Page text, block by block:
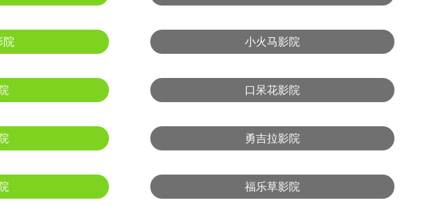
院 小火马影院
口呆花影院
勇吉拉影院
福乐草影院